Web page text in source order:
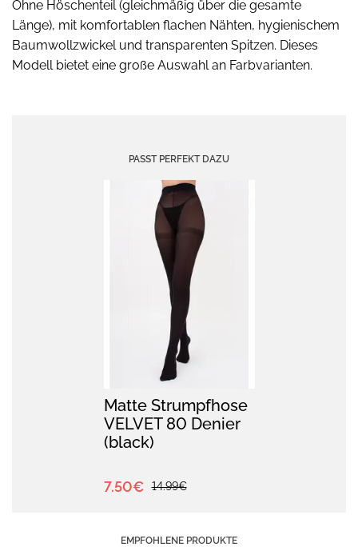
Ohne Höschenteil (gleichmäßig über die gesamte
Länge), mit komfortablen flachen Nähten, hygienischem
Baumwollzwickel und transparenten Spitzen. Dieses
Modell bietet eine große Auswahl an Farbvarianten.
PASST PERFEKT DAZU
Matte Strumpfhose
VELVET 80 Denier
(black)
7.50€ 14.99€
EMPFOHLENE PRODUKTE